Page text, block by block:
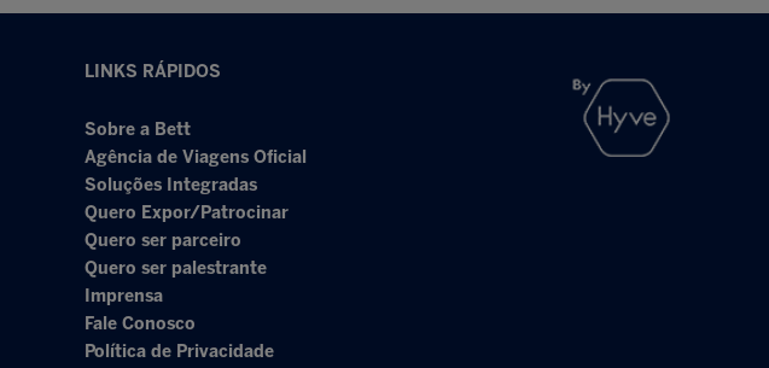
LINKS RÁPIDOS
Sobre a Bett
Agência de Viagens Oficial
Soluções Integradas
Quero Expor/Patrocinar
Quero ser parceiro
Quero ser palestrante
Imprensa
Fale Conosco
Política de Privacidade